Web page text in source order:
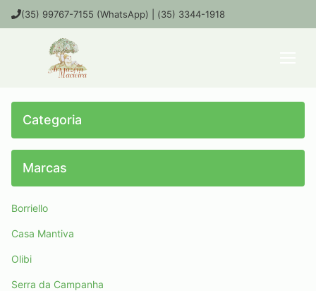
(35) 99767-7155 (WhatsApp) | (35) 3344-1918
Categoria
Marcas
Borriello
Casa Mantiva
Olibi
Serra da Campanha